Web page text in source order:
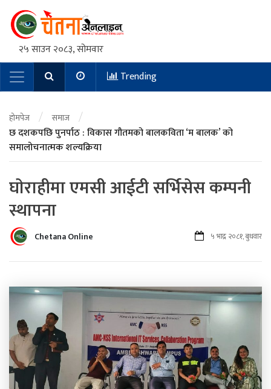
२५ साउन २०८३, सोमवार
Main NavigationTrending
होमपेज / समाज /
छ दशकपछि पुनर्पाठ : विकास गौतमको बालकविता ‘म बालक’ को
समालोचनात्मक शल्यक्रिया
घाेराहीमा एमसी आईटी सर्भिसेस कम्पनी
स्थापना
Chetana Online ५ भाद्र २०८१, बुधवार